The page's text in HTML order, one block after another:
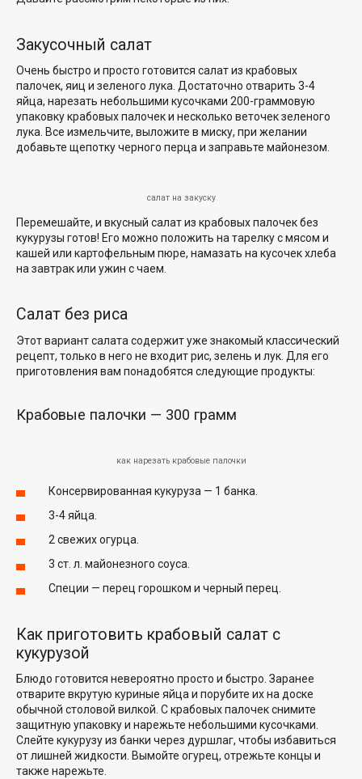
Закусочный салат
Очень быстро и просто готовится салат из крабовых
палочек, яиц и зеленого лука. Достаточно отварить 3-4
яйца, нарезать небольшими кусочками 200-граммовую
упаковку крабовых палочек и несколько веточек зеленого
лука. Все измельчите, выложите в миску, при желании
добавьте щепотку черного перца и заправьте майонезом.
салат на закуску
Перемешайте, и вкусный салат из крабовых палочек без
кукурузы готов! Его можно положить на тарелку с мясом и
кашей или картофельным пюре, намазать на кусочек хлеба
на завтрак или ужин с чаем.
Салат без риса
Этот вариант салата содержит уже знакомый классический
рецепт, только в него не входит рис, зелень и лук. Для его
приготовления вам понадобятся следующие продукты:
Крабовые палочки — 300 грамм
как нарезать крабовые палочки
Консервированная кукуруза — 1 банка.
3-4 яйца.
2 свежих огурца.
3 ст. л. майонезного соуса.
Специи — перец горошком и черный перец.
Как приготовить крабовый салат с
кукурузой
Блюдо готовится невероятно просто и быстро. Заранее
отварите вкрутую куриные яйца и порубите их на доске
обычной столовой вилкой. С крабовых палочек снимите
защитную упаковку и нарежьте небольшими кусочками.
Слейте кукурузу из банки через дуршлаг, чтобы избавиться
от лишней жидкости. Вымойте огурец, отрежьте концы и
также нарежьте.